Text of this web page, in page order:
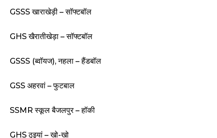
GSSS खाराखेड़ी – सॉफ्टबॉल
GHS खैरातीखेड़ा – सॉफ्टबॉल
GSSS (ब्वॉयज), नहला – हैंडबॉल
GSS अहरवां – फुटबाल
SSMR स्कूल बैजलपुर – हॉकी
GHS ठुइयां – खो-खो